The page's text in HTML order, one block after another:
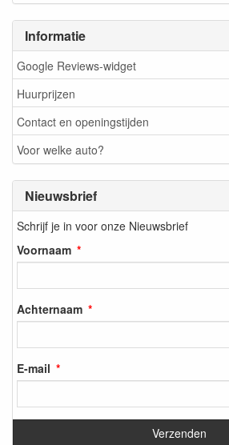
Informatie
Google Reviews-widget
Huurprijzen
Contact en openingstijden
Voor welke auto?
Nieuwsbrief
Schrijf je in voor onze Nieuwsbrief
Voornaam
Achternaam
E-mail